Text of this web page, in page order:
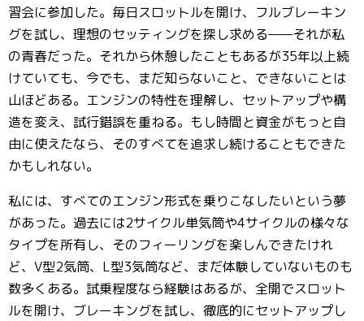
習会に参加した。毎日スロットルを開け、フルブレーキン
グを試し、理想のセッティングを探し求める——それが私
の青春だった。それから休憩したこともあるが35年以上続
けていても、今でも、まだ知らないこと、できないことは
山ほどある。エンジンの特性を理解し、セットアップや構
造を変え、試行錯誤を重ねる。もし時間と資金がもっと自
由に使えたなら、そのすべてを追求し続けることもできた
かもしれない。
私には、すべてのエンジン形式を乗りこなしたいという夢
があった。過去には2サイクル単気筒や4サイクルの様々な
タイプを所有し、そのフィーリングを楽しんできたけれ
ど、V型2気筒、L型3気筒など、まだ体験していないものも
数多くある。試乗程度なら経験はあるが、全開でスロット
ルを開け、ブレーキングを試し、徹底的にセットアップし